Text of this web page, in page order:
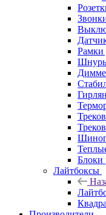
Рамки
Блоки
Лайтбоксы